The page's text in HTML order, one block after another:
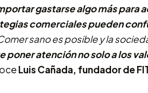
gastarse algo más para
comerciales pueden
sano es posible y la
poner atención no solo a los
Luis Cañada, fundador de